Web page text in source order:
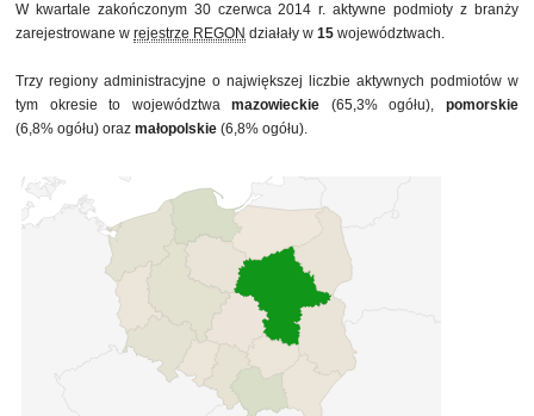
31 marca 2014
219
30 czerwca 2014
W kwartale zakończonym 30 czerwca 2014 r. aktywne podmioty z branży
zarejestrowane w rejestrze REGON działały w 15 województwach.
Trzy regiony administracyjne o największej liczbie aktywnych podmiotów w
tym okresie to województwamazowieckie (65,3% ogółu),pomorskie
(6,8% ogółu) oraz małopolskie (6,8% ogółu).